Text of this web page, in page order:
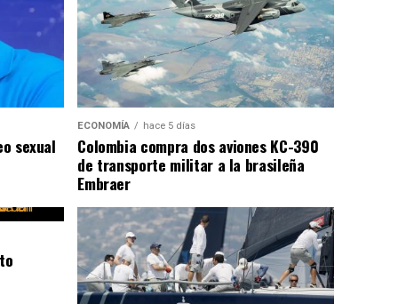
sexual
ECONOMÍA hace 5 días
Colombia compra dos aviones KC-390
de transporte militar a la brasileña
Embraer